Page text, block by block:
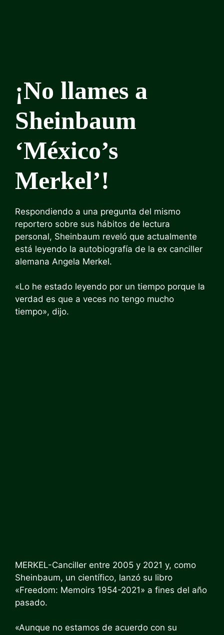
¡No llames a
Sheinbaum
‘México’s
Merkel’!
Respondiendo a una pregunta del mismo
reportero sobre sus hábitos de lectura
personal, Sheinbaum reveló que actualmente
está leyendo la autobiografía de la ex canciller
alemana Angela Merkel.
«Lo he estado leyendo por un tiempo porque la
verdad es que a veces no tengo mucho
tiempo», dijo.
MERKEL-Canciller entre 2005 y 2021 y, como
Sheinbaum, un científico, lanzó su libro
«Freedom: Memoirs 1954-2021» a fines del año
pasado.
«Aunque no estamos de acuerdo con su